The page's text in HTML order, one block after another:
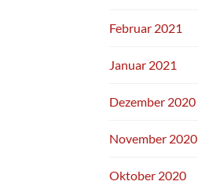
Februar 2021
Januar 2021
Dezember 2020
November 2020
Oktober 2020